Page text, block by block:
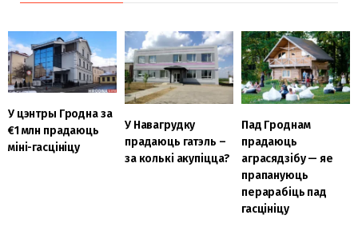
У цэнтры Гродна за
€1 млн прадаюць
міні-гасцініцу
У Навагрудку
прадаюць гатэль –
за колькі акупіцца?
Пад Гроднам
прадаюць
аграсядзібу — яе
прапануюць
перарабіць пад
гасцініцу